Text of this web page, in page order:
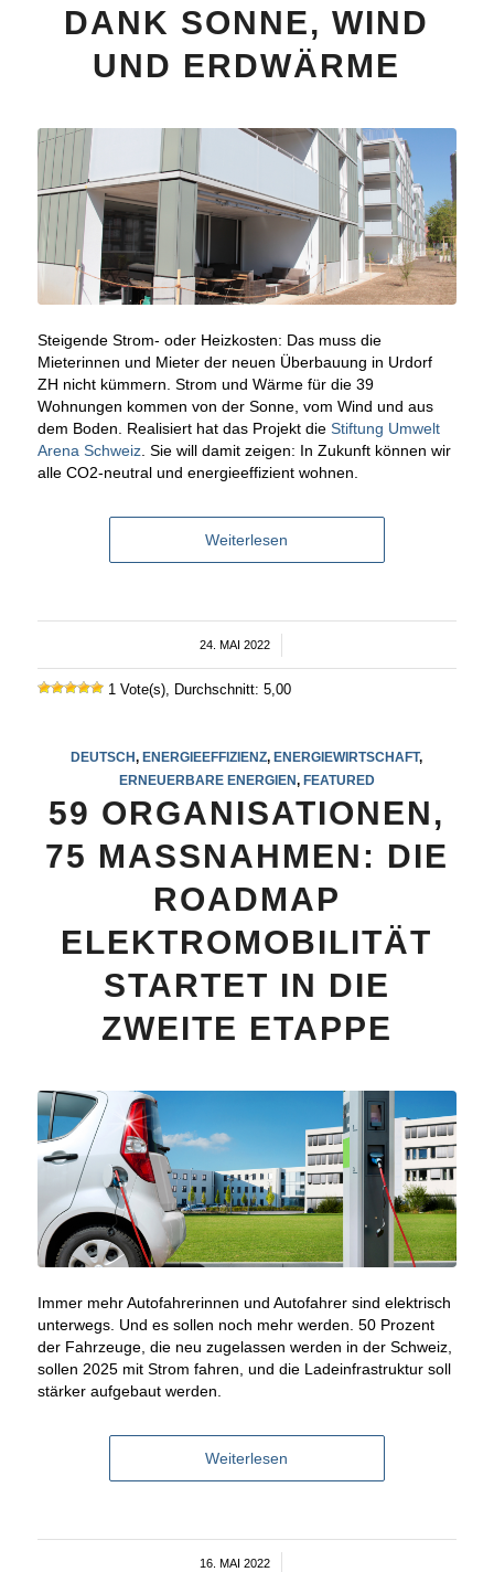
DANK SONNE, WIND
UND ERDWÄRME
Steigende Strom- oder Heizkosten: Das muss die
Mieterinnen und Mieter der neuen Überbauung in Urdorf
ZH nicht kümmern. Strom und Wärme für die 39
Wohnungen kommen von der Sonne, vom Wind und aus
dem Boden. Realisiert hat das Projekt die Stiftung Umwelt
Arena Schweiz. Sie will damit zeigen: In Zukunft können wir
alle CO2-neutral und energieeffizient wohnen.
Weiterlesen
24. MAI 2022
/
1 Vote(s), Durchschnitt: 5,00
DEUTSCH,ENERGIEEFFIZIENZ,ENERGIEWIRTSCHAFT,
ERNEUERBARE ENERGIEN, FEATURED
59 ORGANISATIONEN,
75 MASSNAHMEN: DIE
ROADMAP
ELEKTROMOBILITÄT
STARTET IN DIE
ZWEITE ETAPPE
Immer mehr Autofahrerinnen und Autofahrer sind elektrisch
unterwegs. Und es sollen noch mehr werden. 50 Prozent
der Fahrzeuge, die neu zugelassen werden in der Schweiz,
sollen 2025 mit Strom fahren, und die Ladeinfrastruktur soll
stärker aufgebaut werden.
Weiterlesen
16. MAI 2022
/